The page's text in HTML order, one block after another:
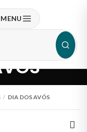
MENU
DIA DOS AVÓS